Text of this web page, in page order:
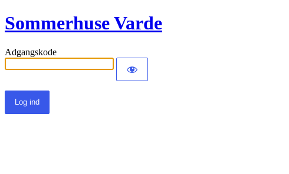
Sommerhuse Varde
Adgangskode